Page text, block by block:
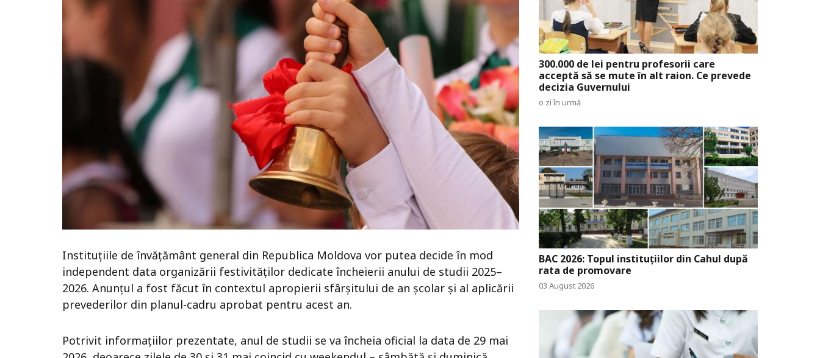
Instituțiile de învățământ general din Republica Moldova vor putea decide în mod
independent data organizării festivităților dedicate încheierii anului de studii 2025–
2026. Anunțul a fost făcut în contextul apropierii sfârșitului de an școlar și al aplicării
prevederilor din planul-cadru aprobat pentru acest an.
Potrivit informațiilor prezentate, anul de studii se va încheia oficial la data de 29 mai
300.000 de lei pentru profesorii care
acceptă să se mute în alt raion. Ce prevede
decizia Guvernului
o zi în urmă
BAC 2026: Topul instituțiilor din Cahul după
rata de promovare
03 August 2026